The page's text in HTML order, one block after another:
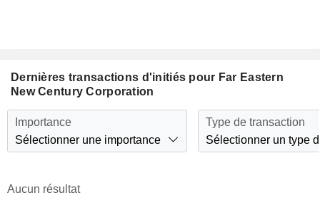
Dernières transactions d'initiés pour Far Eastern
New Century Corporation
Importance
Sélectionner une importance
Type de transaction
Sélectionner un type
Aucun résultat